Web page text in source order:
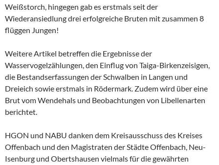
Weißstorch, hingegen gab es erstmals seit der
Wiederansiedlung drei erfolgreiche Bruten mit zusammen 8
flüggen Jungen!
Weitere Artikel betreffen die Ergebnisse der
Wasservogelzählungen, den Einflug von Taiga-Birkenzeisigen,
die Bestandserfassungen der Schwalben in Langen und
Dreieich sowie erstmals in Rödermark. Zudem wird über eine
Brut vom Wendehals und Beobachtungen von Libellenarten
berichtet.
HGON und NABU danken dem Kreisausschuss des Kreises
Offenbach und den Magistraten der Städte Offenbach, Neu-
Isenburg und Obertshausen vielmals für die gewährten